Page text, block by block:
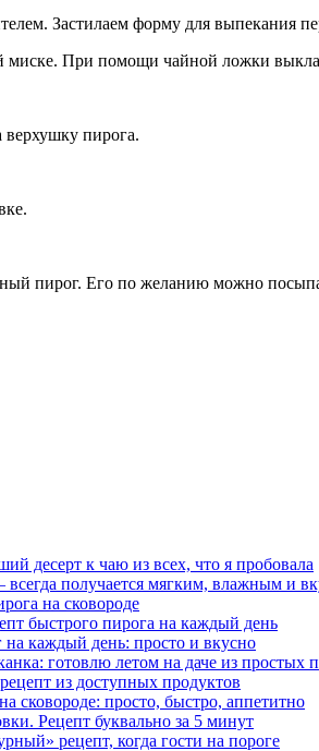
Застилаем форму для выпекания
При помощи чайной ложки
пирога.
пирог. Его по желанию можно
десерт к чаю из всех, что я пробовала
получается мягким, влажным и
на сковороде
быстрого пирога на каждый день
каждый день: просто и вкусно
готовлю летом на даче из простых
из доступных продуктов
сковороде: просто, быстро, аппетитно
Рецепт буквально за 5 минут
рецепт, когда гости на пороге